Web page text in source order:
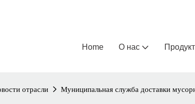
Home О нас
отрасли Муниципальная служба доставки